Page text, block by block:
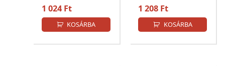
1 024Ft
KOSÁRBA
1 208 Ft
KOSÁRBA